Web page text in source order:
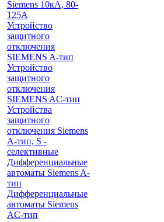
Siemens 10кА, 80-
125A
Устройство
защитного
отключения
SIEMENS A-тип
Устройство
защитного
отключения
SIEMENS AС-тип
Устройства
защитного
отключения Siemens
A-тип, S -
селективные
Дифференциальные
автоматы Siemens A-
тип
Дифференциальные
автоматы Siemens
AС-тип